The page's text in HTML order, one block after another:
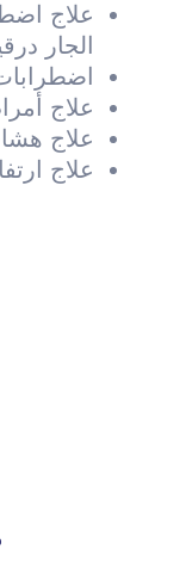
علاج
الجار
علاج
علاج
علاج